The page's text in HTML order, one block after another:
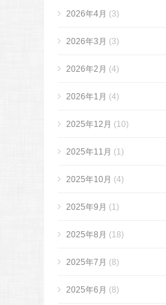
2026年4月 (3)
2026年3月 (3)
2026年2月 (4)
2026年1月 (4)
2025年12月 (10)
2025年11月 (1)
2025年10月 (4)
2025年9月 (1)
2025年8月 (18)
2025年7月 (8)
2025年6月 (8)